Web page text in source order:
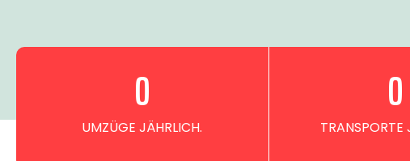
UMZÜGE JÄHRLICH.
0
TRANSPORTE
0